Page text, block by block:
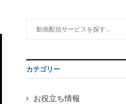
カテゴリー
お役立ち情報